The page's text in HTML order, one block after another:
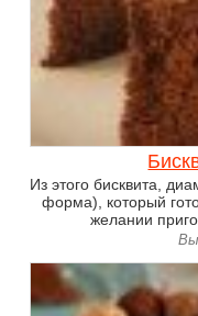
Из этого бисквита,
форма), который
желании